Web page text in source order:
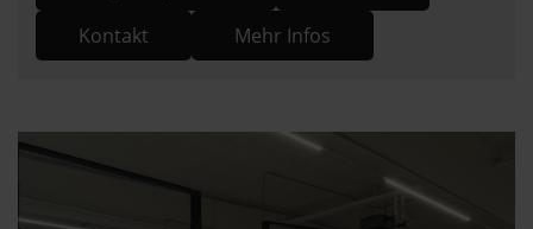
Kontakt
Mehr Infos